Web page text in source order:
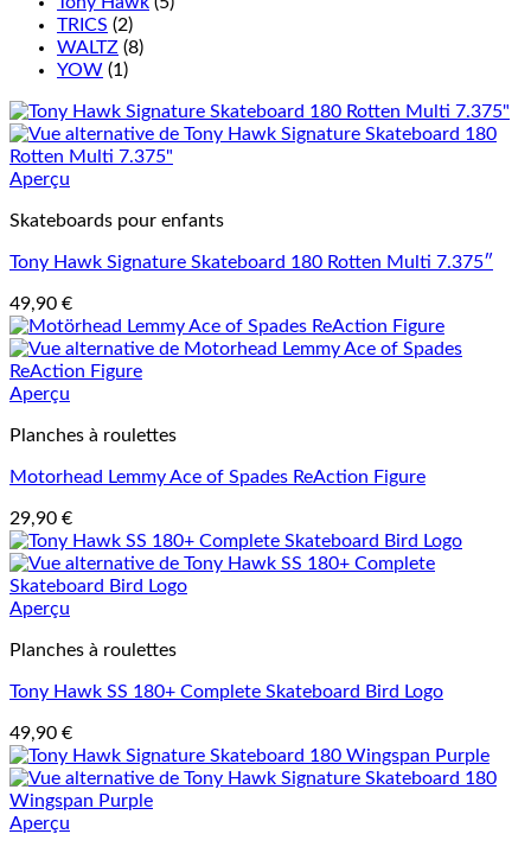
TRICS (2)
WALTZ (8)
YOW (1)
Aperçu
Skateboards pour enfants
Tony Hawk Signature Skateboard 180 Rotten Multi 7.375″
49,90 €
Aperçu
Planches à roulettes
Motorhead Lemmy Ace of Spades ReAction Figure
29,90 €
Aperçu
Planches à roulettes
Tony Hawk SS 180+ Complete Skateboard Bird Logo
49,90 €
Aperçu